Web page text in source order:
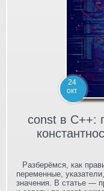
24
окт
const в C++:
Разберёмся, как
переменные,
значения. В статье —